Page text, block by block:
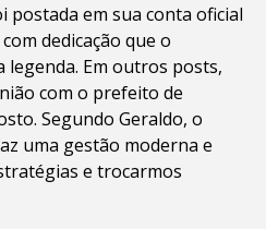
em sua conta oficial
dedicação que o
legenda. Em outros posts,
com o prefeito de
Segundo Geraldo, o
uma gestão moderna e
e trocarmos